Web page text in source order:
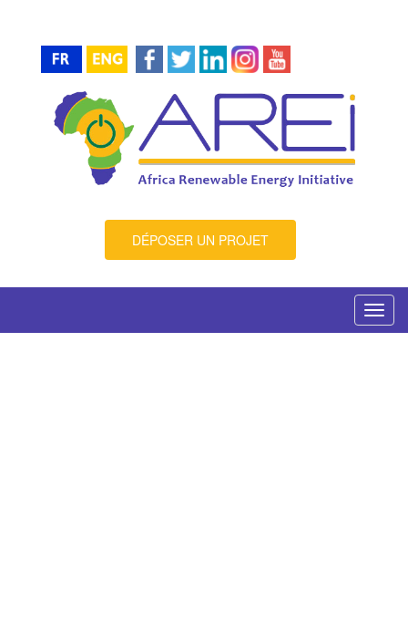
DÉPOSER UN PROJET